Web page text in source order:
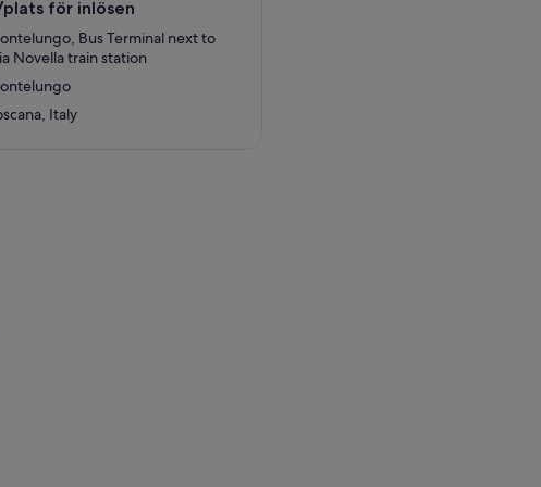
för inlösen
Bus Terminal next to
Novella train station
Italy